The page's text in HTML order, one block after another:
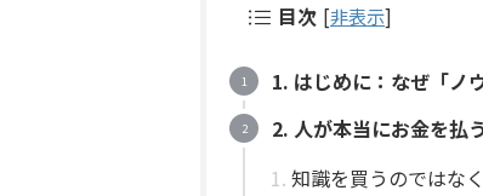
目次 [非表示]
1. はじめに：なぜ「ノ
2. 人が本当にお金を払
知識を買うのではな